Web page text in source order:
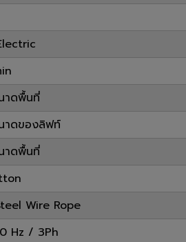
าดพื้นที่
าดของลิฟท์
าดพื้นที่
Wire Rope
Hz / 3Ph